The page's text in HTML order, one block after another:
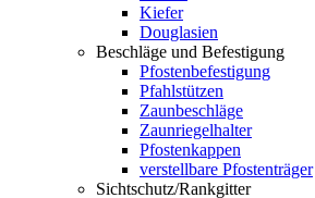
Kiefer
Douglasien
Beschläge und Befestigung
Pfostenbefestigung
Pfahlstützen
Zaunbeschläge
Zaunriegelhalter
Pfostenkappen
verstellbare Pfostenträger
Sichtschutz/Rankgitter